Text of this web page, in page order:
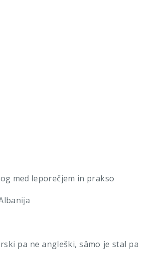
med leporečjem in prakso
pa ne angleški, sâmo je stal pa